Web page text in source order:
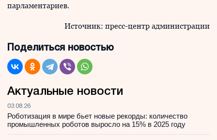
парламентариев.
Источник: пресс-центр администрации
Поделиться новостью
Актуальные новости
03.08.26
Роботизация в мире бьет новые рекорды: количество
промышленных роботов выросло на 15% в 2025 году